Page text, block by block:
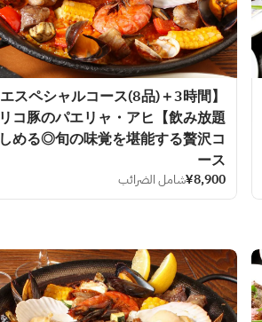
エスペシャルコース(8品)＋3時間
イベリコ豚のパエリャ・アヒ
める◎旬の味覚を堪能する贅沢コ
ース
¥8,900شامل الضرائب